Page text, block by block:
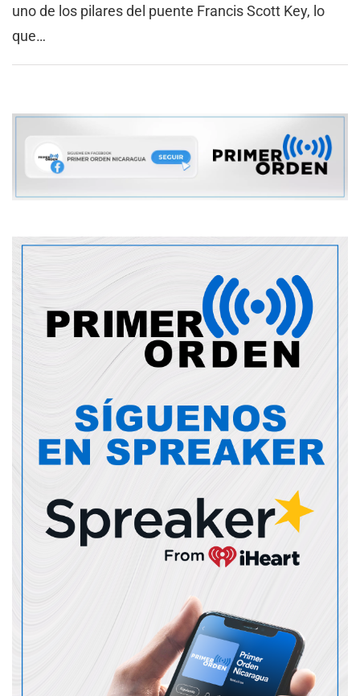
uno de los pilares del puente Francis Scott Key, lo
que…